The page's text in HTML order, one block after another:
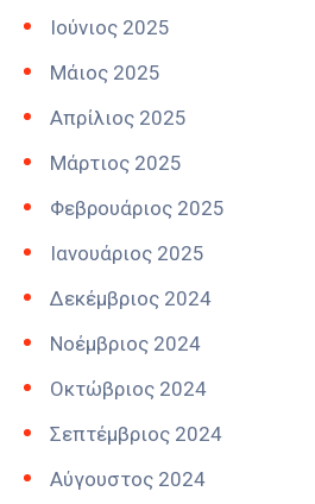
Ιούνιος 2025
Μάιος 2025
Απρίλιος 2025
Μάρτιος 2025
Φεβρουάριος 2025
Ιανουάριος 2025
Δεκέμβριος 2024
Νοέμβριος 2024
Οκτώβριος 2024
Σεπτέμβριος 2024
Αύγουστος 2024